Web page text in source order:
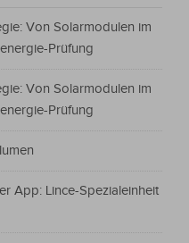
Von Solarmodulen im
Prüfung
Von Solarmodulen im
Prüfung
App: Lince-Spezialeinheit